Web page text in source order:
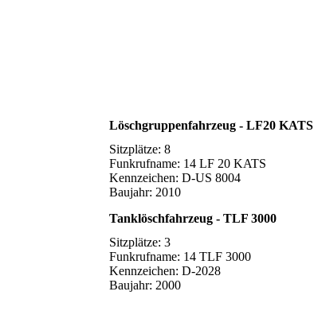
Löschgruppenfahrzeug - LF20 KATS
Sitzplätze: 8
Funkrufname: 14 LF 20 KATS
Kennzeichen: D-US 8004
Baujahr: 2010
Tanklöschfahrzeug - TLF 3000
Sitzplätze: 3
Funkrufname: 14 TLF 3000
Kennzeichen: D-2028
Baujahr: 2000